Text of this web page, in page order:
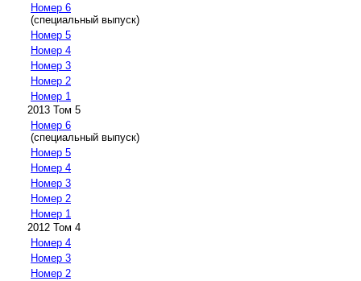
Номер 6
(специальный выпуск)
Номер 5
Номер 4
Номер 3
Номер 2
Номер 1
2013 Том 5
Номер 6
(специальный выпуск)
Номер 5
Номер 4
Номер 3
Номер 2
Номер 1
2012 Том 4
Номер 4
Номер 3
Номер 2